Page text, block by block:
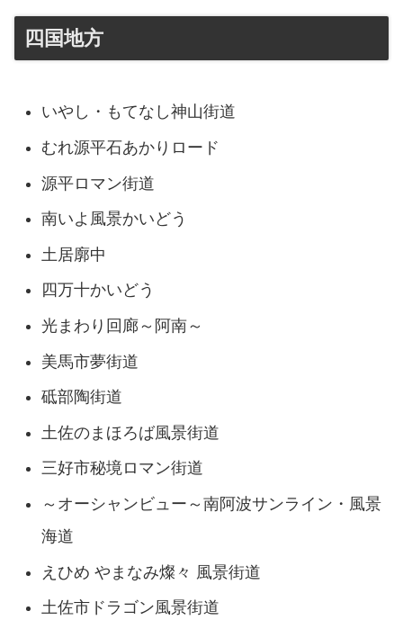
四国地方
いやし・もてなし神山街道
むれ源平石あかりロード
源平ロマン街道
南いよ風景かいどう
土居廓中
四万十かいどう
光まわり回廊～阿南～
美馬市夢街道
砥部陶街道
土佐のまほろば風景街道
三好市秘境ロマン街道
～オーシャンビュー～南阿波サンライン・風景
海道
えひめ やまなみ燦々 風景街道
土佐市ドラゴン風景街道